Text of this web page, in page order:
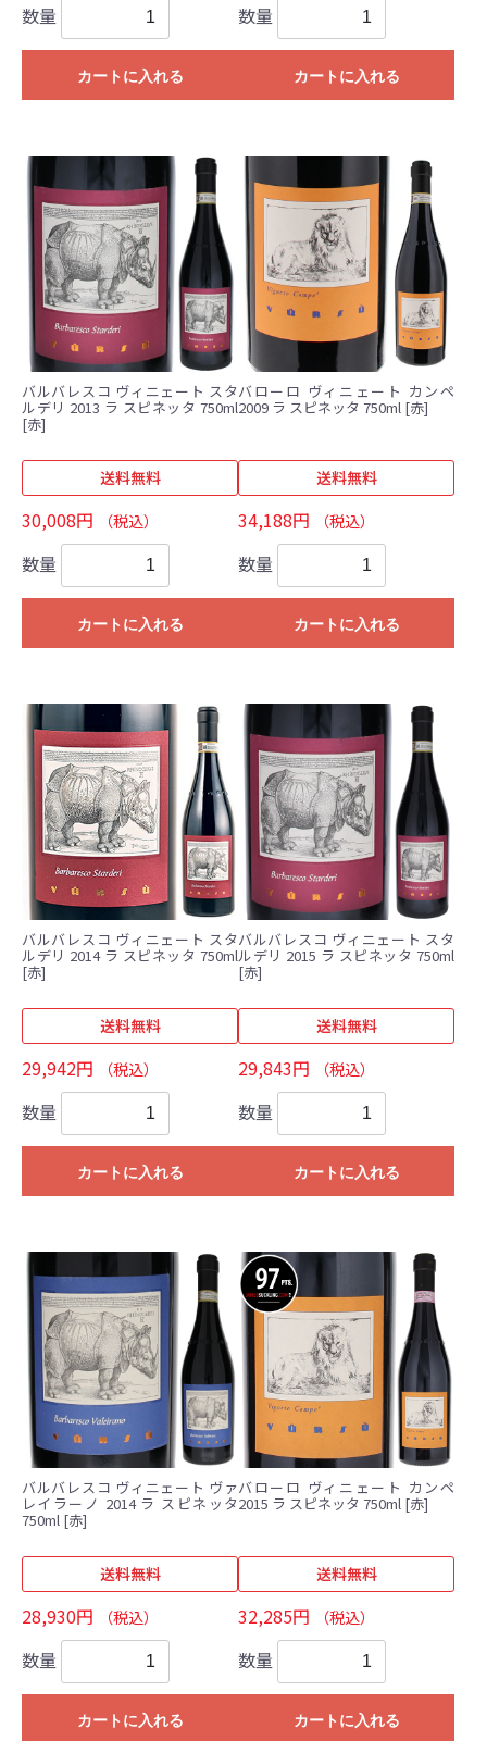
数量
カートに入れる
数量
カートに入れる
バルバレスコ ヴィニェート スタ
ルデリ 2013 ラ スピネッタ 750ml
[赤]
送料無料
30,008円 （税込）
数量
カートに入れる
バローロ ヴィニェート カンペ
2009 ラ スピネッタ 750ml [赤]
送料無料
34,188円 （税込）
数量
カートに入れる
バルバレスコ ヴィニェート スタ
ルデリ 2014 ラ スピネッタ 750ml
[赤]
送料無料
29,942円 （税込）
数量
カートに入れる
バルバレスコ ヴィニェート スタ
ルデリ 2015 ラ スピネッタ 750ml
[赤]
送料無料
29,843円 （税込）
数量
カートに入れる
バルバレスコ ヴィニェート ヴァ
レイラーノ 2014 ラ スピネッタ
750ml [赤]
送料無料
28,930円 （税込）
数量
カートに入れる
バローロ ヴィニェート カンペ
2015 ラ スピネッタ 750ml [赤]
送料無料
32,285円 （税込）
数量
カートに入れる